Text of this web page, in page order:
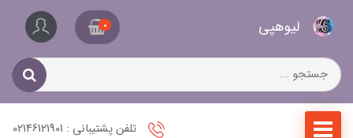
لیو‌هپی 0
تلفن پشتیبانی : 02146121901